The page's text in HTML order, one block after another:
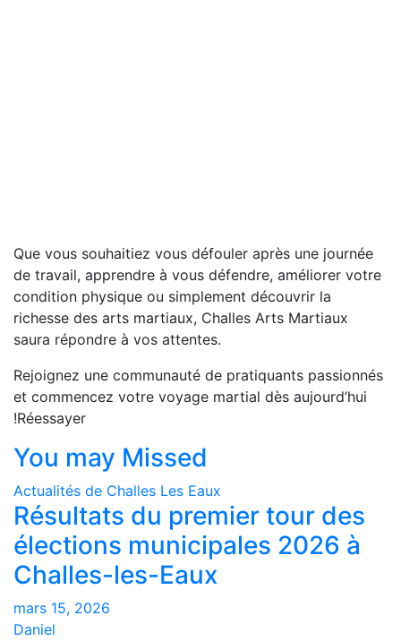
Que vous souhaitiez vous défouler après une journée
de travail, apprendre à vous défendre, améliorer votre
condition physique ou simplement découvrir la
richesse des arts martiaux, Challes Arts Martiaux
saura répondre à vos attentes.
Rejoignez une communauté de pratiquants passionnés
et commencez votre voyage martial dès aujourd’hui
!Réessayer
You may Missed
Actualités de Challes Les Eaux
Résultats du premier tour des
élections municipales 2026 à
Challes-les-Eaux
mars 15, 2026
Daniel